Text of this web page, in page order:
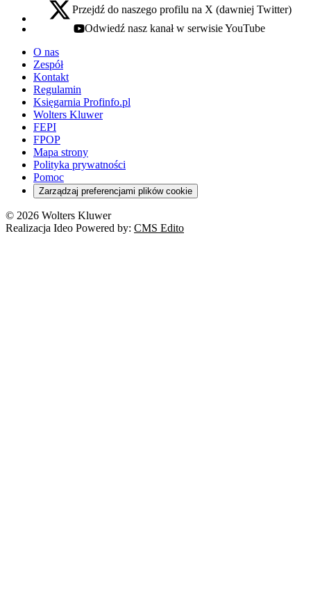
x - otwiera się w nowej karcie
Przejdź do naszego profilu na X (dawniej Twitter)
youtube - otwiera się w nowej karcie
Odwiedź nasz kanał w serwisie YouTube
O nas
Zespół
Kontakt
Regulamin
Księgarnia Profinfo.pl
Wolters Kluwer
FEPI
FPOP
Mapa strony
Polityka prywatności
Pomoc
Zarządzaj preferencjami plików cookie
© 2026 Wolters Kluwer
Realizacja Ideo Powered by: CMS Edito